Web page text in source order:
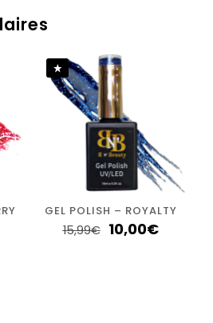
à laisser votre avis
– BLUE BORA”
pour publier un avis.
GEL POLISH – ROYALTY
15,99€ 10,00€